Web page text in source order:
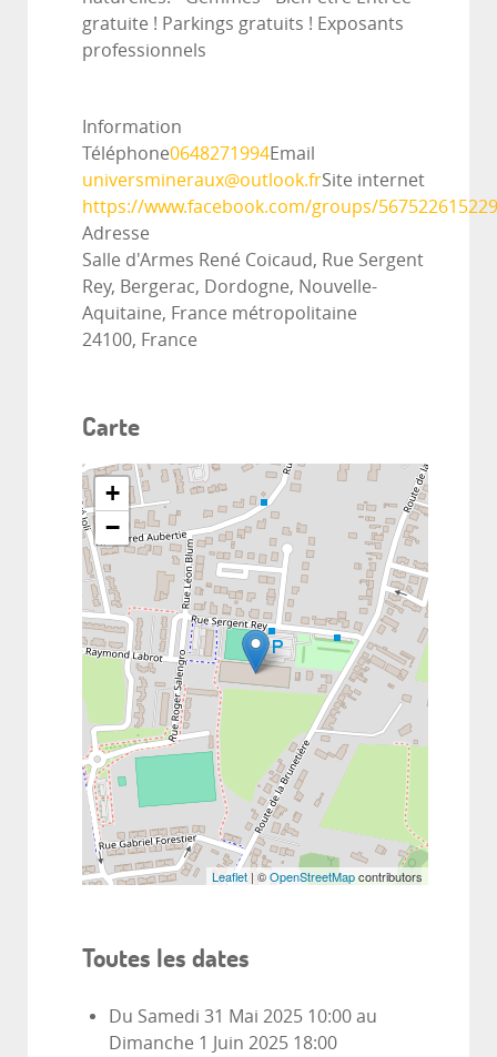
gratuite ! Parkings gratuits ! Exposants
professionnels
Information
Téléphone0648271994Email
universmineraux@outlook.frSite internet
https://www.facebook.com/groups/
Adresse
Salle d'Armes René Coicaud, Rue Sergent
Rey, Bergerac, Dordogne, Nouvelle-
Aquitaine, France métropolitaine
24100, France
Carte
+
−
Leaflet | ©OpenStreetMapcontributors
Toutes les dates
Du Samedi 31 Mai 2025 10:00 au
Dimanche 1 Juin 2025 18:00